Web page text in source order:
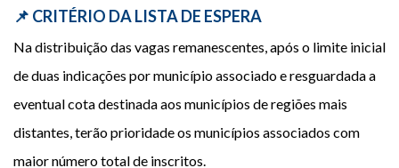
📌 CRITÉRIO DA LISTA DE ESPERA
Na distribuição das vagas remanescentes, após o limite inicial
de duas indicações por município associado e resguardada a
eventual cota destinada aos municípios de regiões mais
distantes, terão prioridade os municípios associados com
maior número total de inscritos.